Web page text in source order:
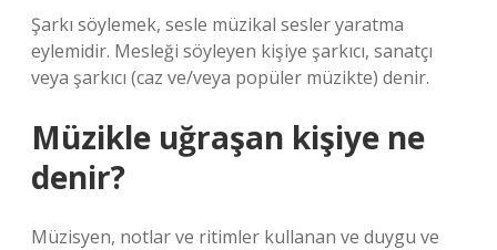
Şarkı söylemek, sesle müzikal sesler yaratma
eylemidir. Mesleği söyleyen kişiye şarkıcı, sanatçı
veya şarkıcı (caz ve/veya popüler müzikte) denir.
Müzikle uğraşan kişiye ne
denir?
Müzisyen, notlar ve ritimler kullanan ve duygu ve